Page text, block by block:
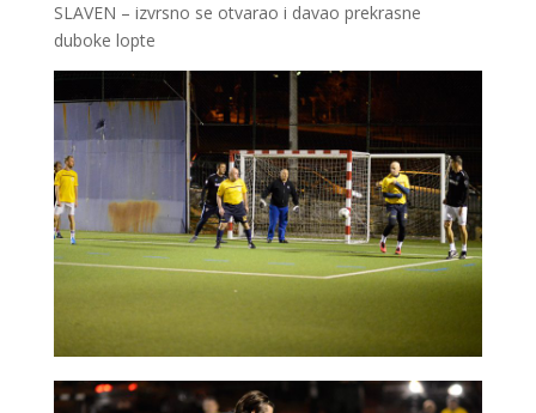
SLAVEN – izvrsno se otvarao i davao prekrasne
duboke lopte